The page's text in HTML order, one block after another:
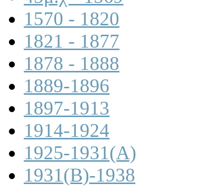
1570 - 1820
1821 - 1877
1878 - 1888
1889-1896
1897-1913
1914-1924
1925-1931(A)
1931(B)-1938